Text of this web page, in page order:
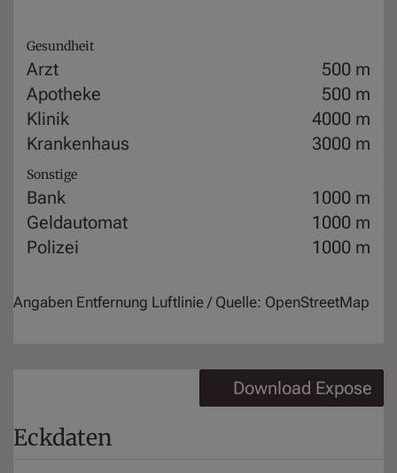
Gesundheit
Arzt
500 m
Apotheke
500 m
Klinik
4000 m
Krankenhaus
3000 m
Sonstige
Bank
1000 m
Geldautomat
1000 m
Polizei
1000 m
Angaben Entfernung Luftlinie / Quelle: OpenStreetMap
Download Expose
Eckdaten